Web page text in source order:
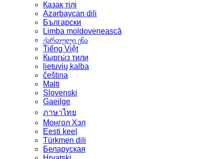
Қазақ тілі
Azərbaycan dili
Български
Limba moldovenească
ქართული ენა
Tiếng Việt
Кыргы́з тили
lietuvių kalba
čeština
Malti
Slovenski
Gaeilge
ภาษาไทย
Монгол Хэл
Eesti keel
Türkmen dili
Беларуская